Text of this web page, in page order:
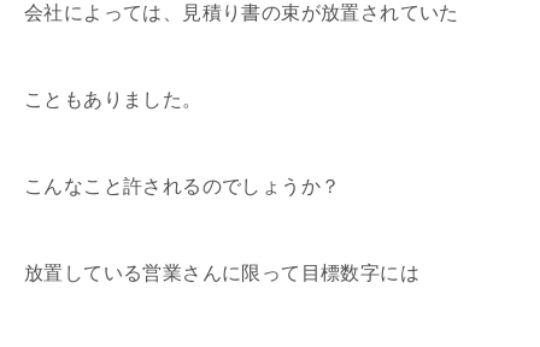
会社によっては、見積り書の束が放置されていた
こともありました。
こんなこと許されるのでしょうか？
放置している営業さんに限って目標数字には